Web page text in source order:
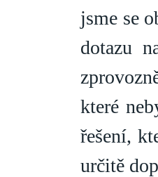
jsme se
dotazu
které
řešení,
určitě